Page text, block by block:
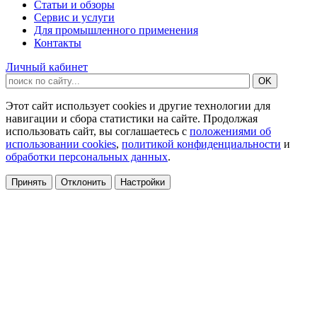
Статьи и обзоры
Сервис и услуги
Для промышленного применения
Контакты
Личный кабинет
Этот сайт использует cookies и другие технологии для
навигации и сбора статистики на сайте. Продолжая
использовать сайт, вы соглашаетесь с положениями об
использовании cookies, политикой конфиденциальности и
обработки персональных данных.
Принять Отклонить Настройки